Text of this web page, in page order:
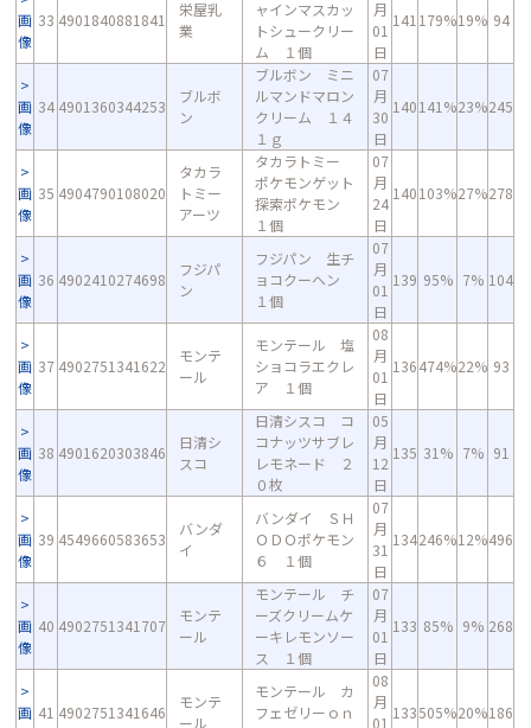
画
像
33 4901840881841
栄屋乳
業
ャインマスカッ
トシュークリー
ム １個
月
01
日
141 179%19% 94
画
像
34 4901360344253
ブルボ
ン
ブルボン ミニ
ルマンドマロン
クリーム １４
１ｇ
07
月
30
日
140141%23%245
画
像
35 4904790108020
タカラ
トミー
アーツ
タカラトミー
ポケモンゲット
探索ポケモン
１個
07
月
24
日
140103%27%278
画
像
36 4902410274698
フジパ
ン
フジパン 生チ
ョコクーヘン
１個
07
月
01
日
139 95% 7% 104
画
像
37 4902751341622
モンテ
ール
モンテール 塩
ショコラエクレ
ア １個
08
月
01
日
136474%22% 93
画
像
38 4901620303846
日清シ
スコ
日清シスコ コ
コナッツサブレ
レモネード ２
０枚
05
月
12
日
135 31% 7% 91
画
像
39 4549660583653
バンダ
イ
バンダイ ＳＨ
ＯＤＯポケモン
６ １個
07
月
31
日
134246%12%496
画
像
40 4902751341707
モンテ
ール
モンテール チ
ーズクリームケ
ーキレモンソー
ス １個
07
月
01
日
133 85% 9% 268
画 41 4902751341646
モンテ
ール
モンテール カ
フェゼリーｏｎ
08
月
01
133505%20%186